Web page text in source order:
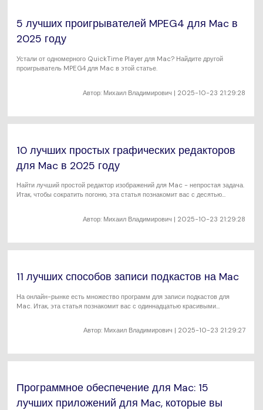
5 лучших проигрывателей MPEG4 для Mac в
2025 году
Устали от одномерного QuickTime Player для Mac? Найдите другой
проигрыватель MPEG4 для Mac в этой статье.
Автор: Михаил Владимирович | 2025-10-23 21:29:28
10 лучших простых графических редакторов
для Mac в 2025 году
Найти лучший простой редактор изображений для Mac - непростая задача.
Итак, чтобы сократить погоню, эта статья познакомит вас с десятью
Автор: Михаил Владимирович | 2025-10-23 21:29:28
11 лучших способов записи подкастов на Mac
На онлайн-рынке есть множество программ для записи подкастов для
Mac. Итак, эта статья познакомит вас с одиннадцатью красивыми
Автор: Михаил Владимирович | 2025-10-23 21:29:27
Программное обеспечение для Mac: 15
лучших приложений для Mac, которые вы